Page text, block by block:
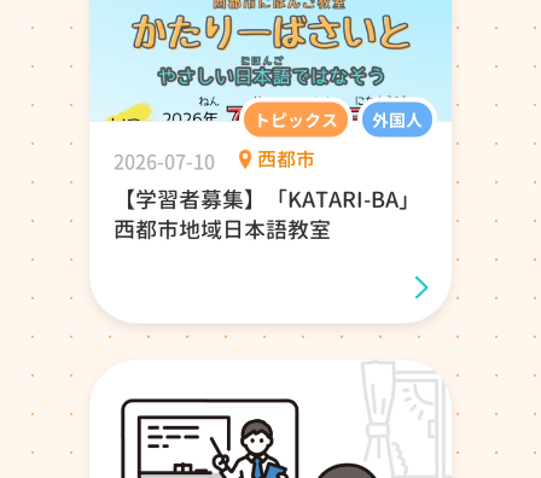
トピックス 外国人
2026-07-10 西都市
【学習者募集】「KATARI-BA」
西都市地域日本語教室